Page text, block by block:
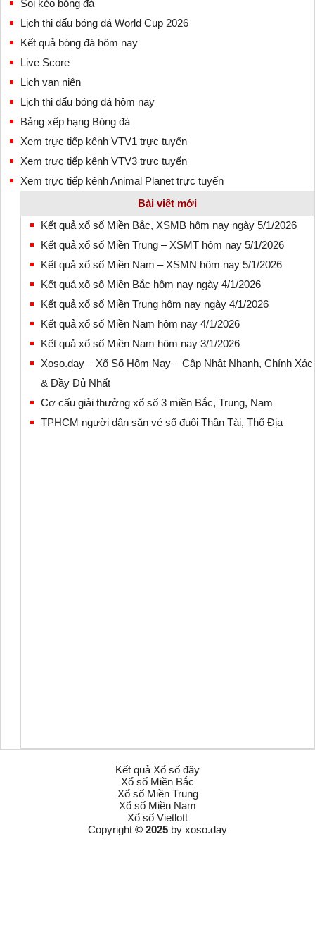
Soi kèo bóng đá
Lịch thi đấu bóng đá World Cup 2026
Kết quả bóng đá hôm nay
Live Score
Lịch vạn niên
Lịch thi đấu bóng đá hôm nay
Bảng xếp hạng Bóng đá
Xem trực tiếp kênh VTV1 trực tuyến
Xem trực tiếp kênh VTV3 trực tuyến
Xem trực tiếp kênh Animal Planet trực tuyến
Bài viết mới
Kết quả xổ số Miền Bắc, XSMB hôm nay ngày 5/1/2026
Kết quả xổ số Miền Trung – XSMT hôm nay 5/1/2026
Kết quả xổ số Miền Nam – XSMN hôm nay 5/1/2026
Kết quả xổ số Miền Bắc hôm nay ngày 4/1/2026
Kết quả xổ số Miền Trung hôm nay ngày 4/1/2026
Kết quả xổ số Miền Nam hôm nay 4/1/2026
Kết quả xổ số Miền Nam hôm nay 3/1/2026
Xoso.day – Xổ Số Hôm Nay – Cập Nhật Nhanh, Chính Xác
& Đầy Đủ Nhất
Cơ cấu giải thưởng xổ số 3 miền Bắc, Trung, Nam
TPHCM người dân săn vé số đuôi Thần Tài, Thổ Địa
Kết quả Xổ số đây
Xổ số Miền Bắc
Xổ số Miền Trung
Xổ số Miền Nam
Xổ số Vietlott
Copyright © 2025 by xoso.day